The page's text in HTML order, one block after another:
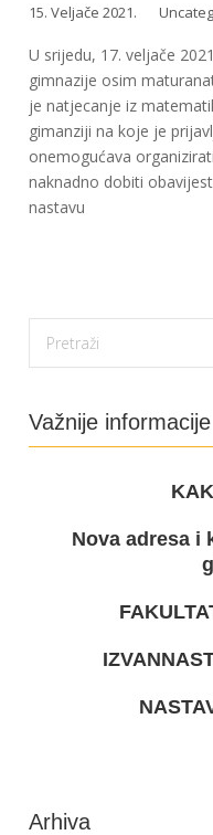
15. Veljače 2021.
U srijedu, 17. veljače
gimnazije osim
je natjecanje iz
gimanziji na koje je
onemogućava
naknadno dobiti
nastavu
Važnije informacije
Nova adresa i
Arhiva